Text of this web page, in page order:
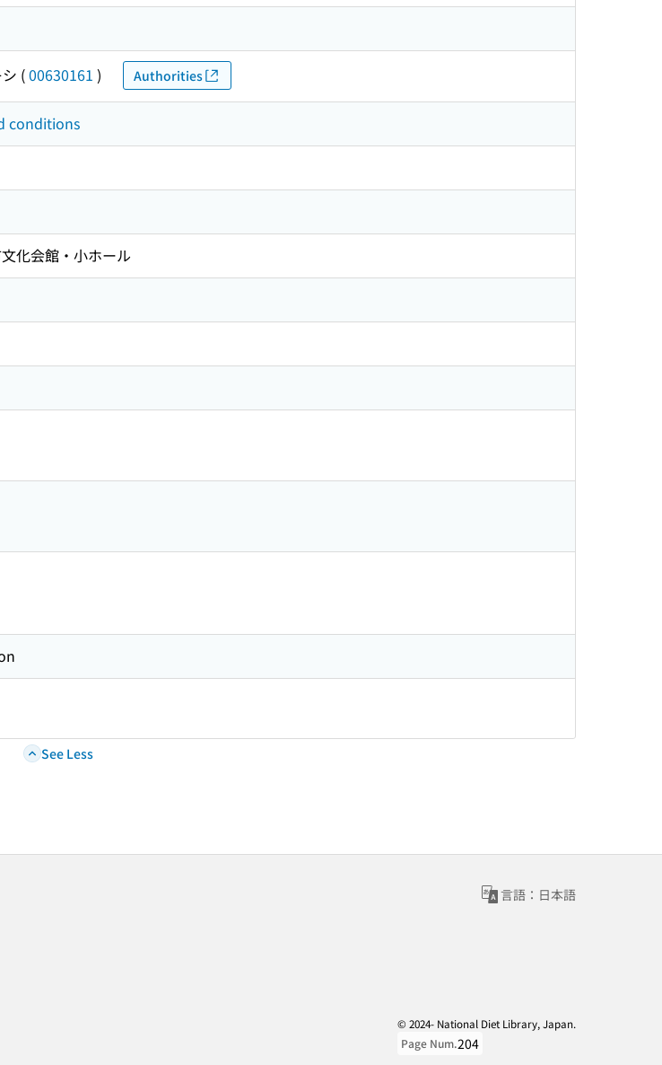
(00630161 ) Authorities
conditions
化会館・小ホール
See Less
言語：日本語
© 2024- National Diet Library, Japan.
Page Num.204